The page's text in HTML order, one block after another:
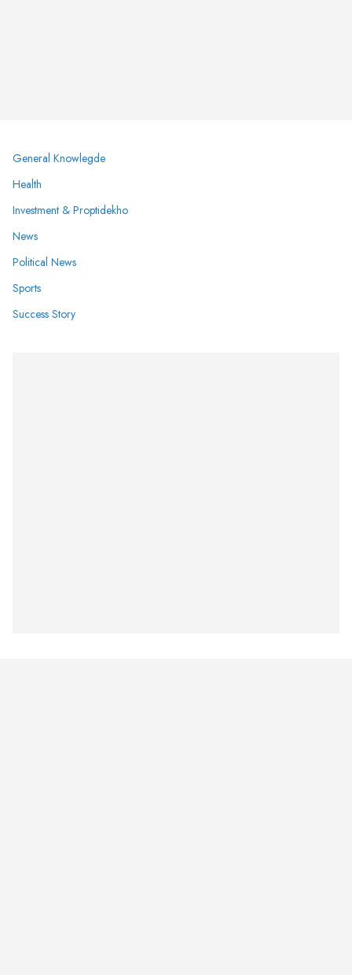
General Knowlegde
Health
Investment & Proptidekho
News
Political News
Sports
Success Story